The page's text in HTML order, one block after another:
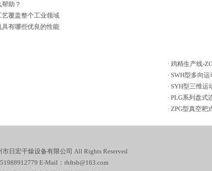
助？
覆盖整个工业领域
有哪些优良的性能
· 鸡精生产线-
· SWH型多向
· SYH型三维运
· PLG系列盘式
· ZPG型真空耙
日宏干燥设备有限公司 All Rights Reserved
E-Mail：rhftsb@163.com